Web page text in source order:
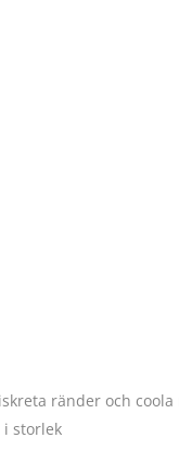
ränder och
i storlek